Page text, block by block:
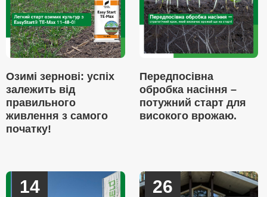
Озимі зернові: успіх
залежить від
правильного
живлення з самого
початку!
Передпосівна
обробка насіння –
потужний старт для
високого врожаю.
14 26